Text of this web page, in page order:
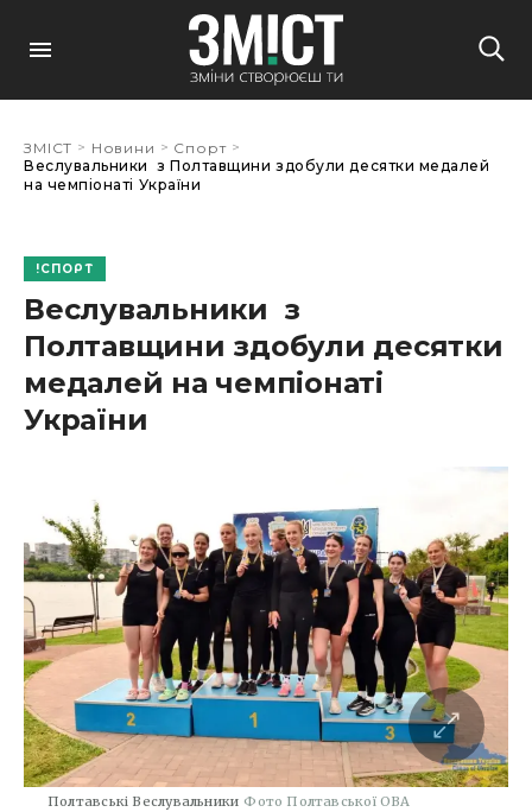
ЗМІСТ > Новини > Спорт >
Веслувальники з Полтавщини здобули десятки медалей
на чемпіонаті України
СПОРТ
Веслувальники з
Полтавщини здобули десятки
медалей на чемпіонаті
України
Полтавські Веслувальники Фото Полтавської ОВА